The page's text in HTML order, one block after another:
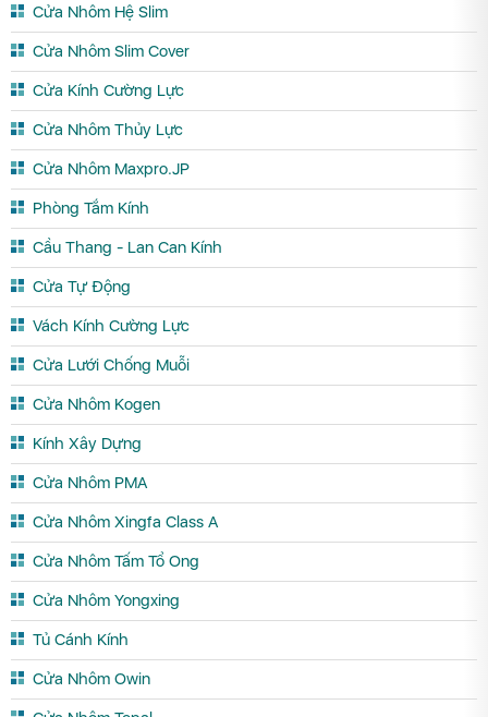
Cửa Nhôm Hệ Slim
Cửa Nhôm Slim Cover
Cửa Kính Cường Lực
Cửa Nhôm Thủy Lực
Cửa Nhôm Maxpro.JP
Phòng Tắm Kính
Cầu Thang - Lan Can Kính
Cửa Tự Động
Vách Kính Cường Lực
Cửa Lưới Chống Muỗi
Cửa Nhôm Kogen
Kính Xây Dựng
Cửa Nhôm PMA
Cửa Nhôm Xingfa Class A
Cửa Nhôm Tấm Tổ Ong
Cửa Nhôm Yongxing
Tủ Cánh Kính
Cửa Nhôm Owin